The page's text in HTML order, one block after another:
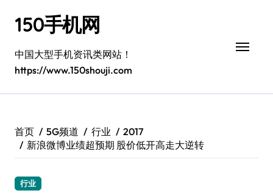
150手机网
中国大型手机资讯类网站！
https://www.150shouji.com
首页 5G频道 行业
2017
新浪微博业绩超预期 股价低开高走大逆转
行业